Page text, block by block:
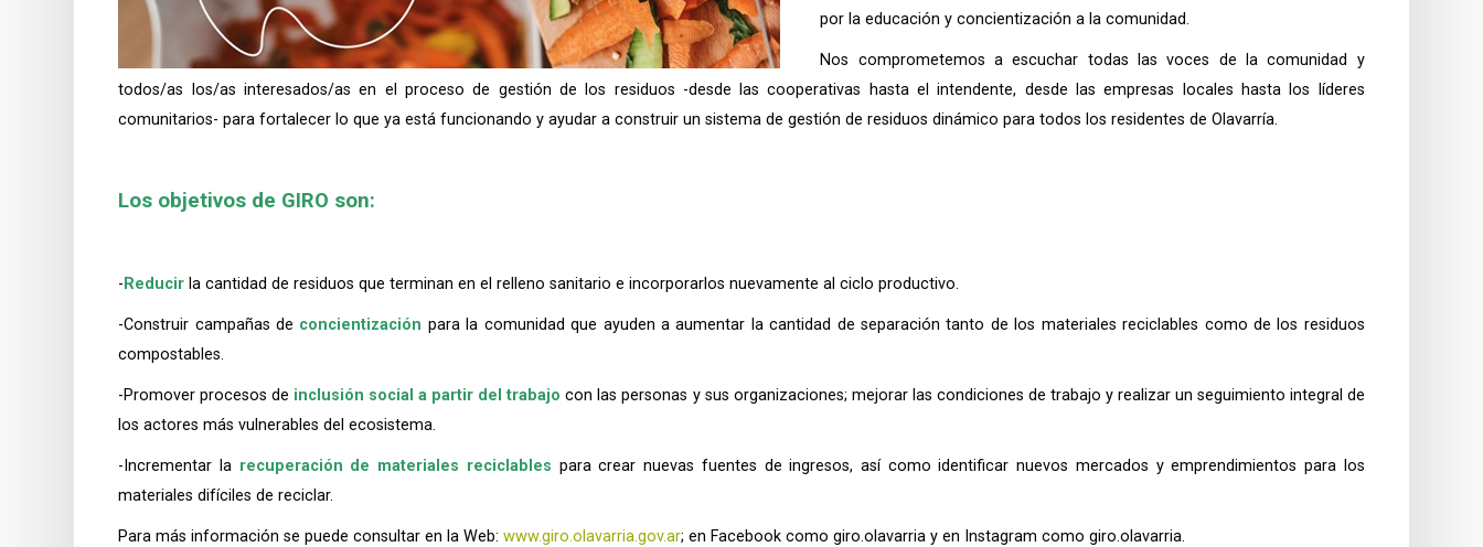
por la educación y concientización a la comunidad.
Nos comprometemos a escuchar todas las voces de la comunidad y
todos/as los/as interesados/as en el proceso de gestión de los residuos -desde las cooperativas hasta el intendente, desde las empresas locales hasta los líderes
comunitarios- para fortalecer lo que ya está funcionando y ayudar a construir un sistema de gestión de residuos dinámico para todos los residentes de Olavarría.
Los objetivos de GIRO son:
- Reducir la cantidad de residuos que terminan en el relleno sanitario e incorporarlos nuevamente al ciclo productivo.
-Construir campañas de concientización para la comunidad que ayuden a aumentar la cantidad de separación tanto de los materiales reciclables como de los residuos
compostables.
-Promover procesos de inclusión social a partir del trabajo con las personas y sus organizaciones; mejorar las condiciones de trabajo y realizar un seguimiento integral de
los actores más vulnerables del ecosistema.
-Incrementar la recuperación de materiales reciclables para crear nuevas fuentes de ingresos, así como identificar nuevos mercados y emprendimientos para los
materiales difíciles de reciclar.
Para más información se puede consultar en la Web:www.giro.olavarria.gov.ar; en Facebook como giro.olavarria y en Instagram como giro.olavarria.